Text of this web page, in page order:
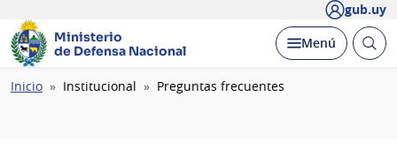
gub.uy
Ministerio
de Defensa Nacional
Desplegar
Menú Abrir
Ruta
Inicio Institucional Preguntas frecuentes